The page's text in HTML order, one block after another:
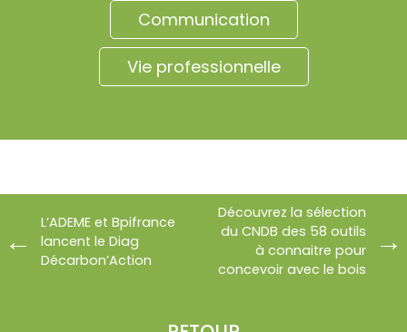
Communication
Vie professionnelle
L’ADEME et Bpifrance
lancent le Diag
Décarbon’Action
Découvrez la sélection
du CNDB des 58 outils
à connaitre pour
concevoir avec le bois